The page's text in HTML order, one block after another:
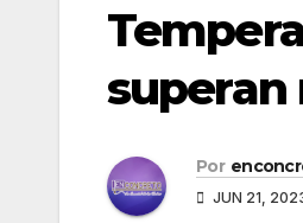
superan
Por
JUN 21,